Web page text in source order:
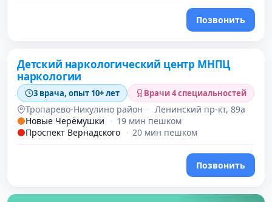
Позвонить
Детский наркологический центр МНПЦ
наркологии
3 врача, опыт 10+ лет Врачи 4 специальностей
Тропарево-Никулино район · Ленинский пр-кт, 89а
Новые Черёмушки
· 19 мин пешком
Проспект Вернадского · 20 мин пешком
Позвонить